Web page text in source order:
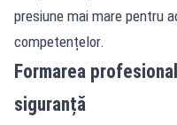
presiune mai mare pentru
competențelor.
Formarea
siguranță